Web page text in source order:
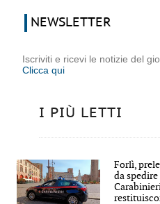
NEWSLETTER
Iscriviti e ricevi le notizie del
Clicca qui
I PIÙ LETTI
Forlì,
da